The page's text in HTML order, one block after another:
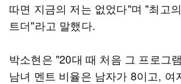
따면 지금의 저는 없었다"며 "최고
트더"라고 말했다.
박소현은 "20대 때 처음 그 프로그
남녀 멘트 비율은 남자가 8이고, 여